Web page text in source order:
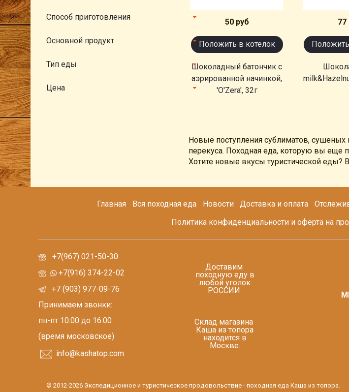
50 руб
Положить в котелок
Шоколадный батончик с
аэрированной начинкой,
'O'Zera', 32г
77
Новые поступления сублиматов, сушеных
перекуса. Походная еда, которую вы еще
Хотите новые вкусы туристической еды?
Способ приготовления
Основной продукт
Тип еды
Цена
Главная Вся походная еда Новости Доставка и оплата
Политика конфиденциальности и оферта на
+7(967) 021-50-30
+7(916) 374-22-02
+7 (903) 977-09-76
Принимаем звонки:
пн-пт 10:00 до 16:00
(время московское)
info@kashatop.com
Доставим
походную еду в
любой уголок
РОССИИ.
Склад магазина
Каша из топора
находится в
Москве.
© 2012-2026 Экспедиционное и туристическое продовольствие - походная еда Каша из топора.